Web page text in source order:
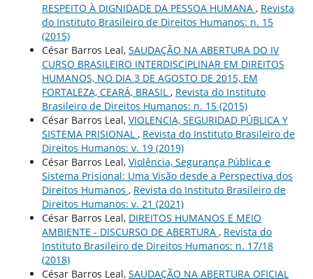
RESPEITO À DIGNIDADE DA PESSOA HUMANA , Revista
do Instituto Brasileiro de Direitos Humanos: n. 15
(2015)
César Barros Leal, SAUDAÇÃO NA ABERTURA DO IV
CURSO BRASILEIRO INTERDISCIPLINAR EM DIREITOS
HUMANOS, NO DIA 3 DE AGOSTO DE 2015, EM
FORTALEZA, CEARÁ, BRASIL , Revista do Instituto
Brasileiro de Direitos Humanos: n. 15 (2015)
César Barros Leal, VIOLENCIA, SEGURIDAD PÚBLICA Y
SISTEMA PRISIONAL , Revista do Instituto Brasileiro de
Direitos Humanos: v. 19 (2019)
César Barros Leal, Violência, Segurança Pública e
Sistema Prisional: Uma Visão desde a Perspectiva dos
Direitos Humanos , Revista do Instituto Brasileiro de
Direitos Humanos: v. 21 (2021)
César Barros Leal, DIREITOS HUMANOS E MEIO
AMBIENTE - DISCURSO DE ABERTURA , Revista do
Instituto Brasileiro de Direitos Humanos: n. 17/18
(2018)
César Barros Leal, SAUDAÇÃO NA ABERTURA OFICIAL